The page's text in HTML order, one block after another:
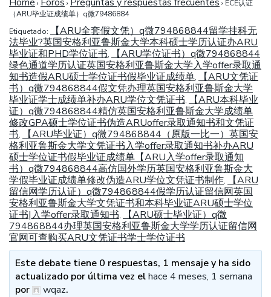
› › › ECE认证
（ARU毕业证成绩单）q微79486884
Etiquetado:
【ARU全套假文凭）q微794868844留学挂科无
法毕业?英国安格利亚鲁斯金大学本科硕士学历认证办ARU
毕业证和PHD学位证书,
【ARU学位证书）q微794868844
绿色通道学历认证英国安格利亚鲁斯金大学入学offer录取通
知书造假ARU硕士学位证书假毕业证成绩单,
【ARU文凭证
书）q微794868844假文凭办理英国安格利亚鲁斯金大学
毕业证学士成绩单补办ARU学位文凭证书,
【ARU本科毕业
证）q微794868844精仿英国安格利亚鲁斯金大学成绩单
修改GPA硕士学位证书伪造ARUoffer录取通知书和文凭证
书,
【ARU毕业证）q微794868844（原版一比一）英国安
格利亚鲁斯金大学文凭证书入学offer录取通知书补办ARU
硕士学位证书假毕业证成绩单【ARU入学offer录取通知
书）q微794868844高仿国外学历英国安格利亚鲁斯金大
学假毕业证成绩单修改伪造ARU学位文凭证书制作,
【ARU
留信网学历认证）q微794868844假学历认证留信网英国
安格利亚鲁斯金大学文凭证书和本科毕业证ARU硕士学位
证书|入学offer录取通知书,
【ARU硕士毕业证）q微
794868844办理英国安格利亚鲁斯金大学学历认证留信网
官网可查购买ARU文凭证书学士学位证书
Este debate tiene 0 respuestas, 1 mensaje y ha sido
actualizado por última vez elhace 4 meses, 1 semana
por
wqaz.